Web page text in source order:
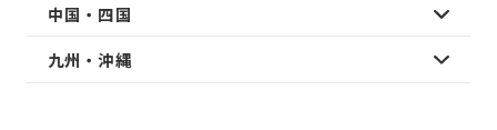
中国・四国
九州・沖縄